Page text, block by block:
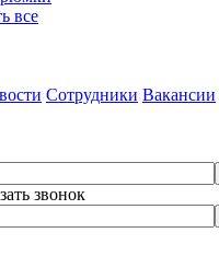
все
Сотрудники Вакансии
звонок